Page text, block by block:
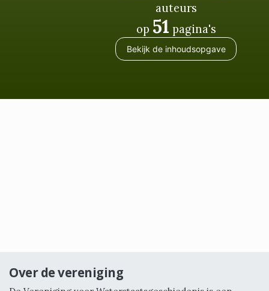
auteurs
op 51 pagina's
Bekijk de inhoudsopgave
Over de vereniging